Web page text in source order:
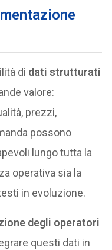
di dati strutturati
valore:
prezzi,
possono
lungo tutta la
operativa sia la
in evoluzione.
degli operatori
questi dati in